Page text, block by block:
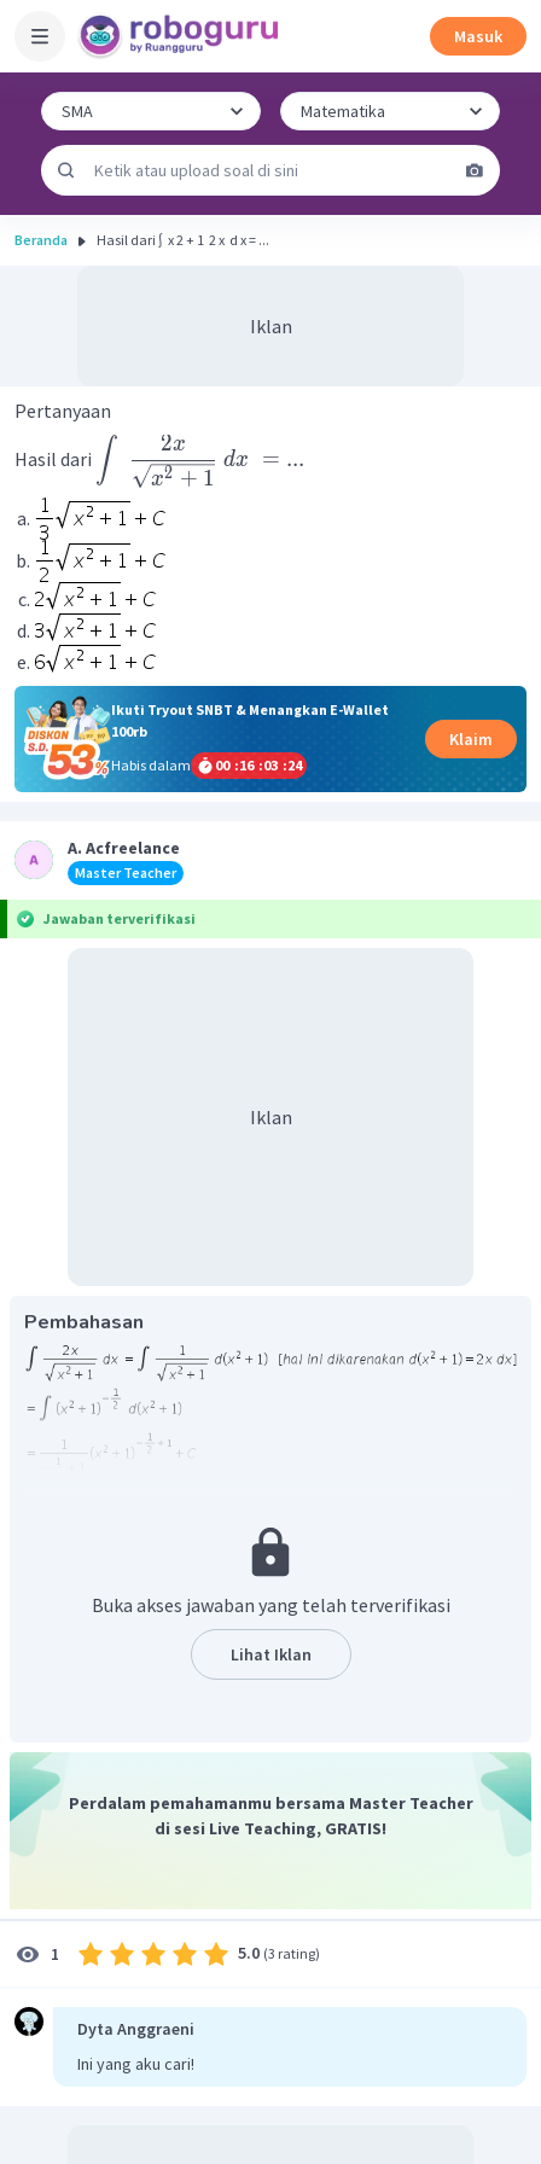
Masuk
Beranda Hasil dari ∫ ​ x 2 + 1 ​ 2 x ​ d x = ...
Iklan
Pertanyaan
Hasil dari ∫ x2 + 1
2x
dx = ...
Ikuti Tryout SNBT & Menangkan E-Wallet
100rb
Habis dalam
00 :16 :03 :24
Klaim
A. Acfreelance
Master Teacher
Jawaban terverifikasi
Iklan
Pembahasan
Buka akses jawaban yang telah terverifikasi
Lihat Iklan
Perdalam pemahamanmu bersama Master Teacher
di sesi Live Teaching, GRATIS!
1 5.0 (3 rating)
Dyta Anggraeni
Ini yang aku cari!